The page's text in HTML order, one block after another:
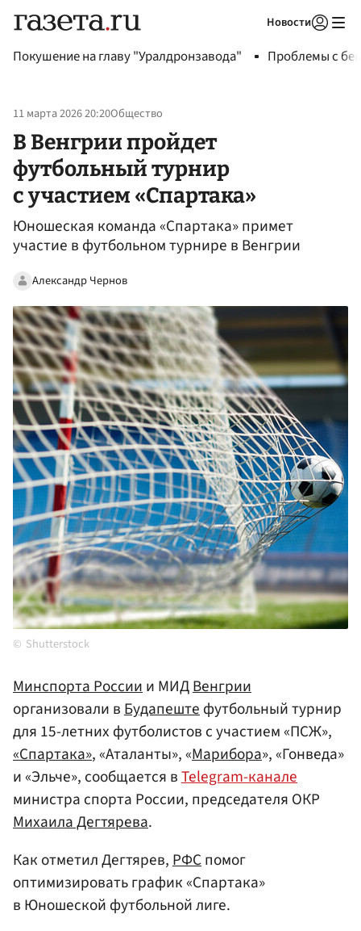
Новости
Покушение на главу "Уралдронзавода" Проблемы с
11 марта 2026 20:20Общество
В Венгрии пройдет
футбольный турнир
с участием «Спартака»
Юношеская команда «Спартака» примет
участие в футбольном турнире в Венгрии
Александр Чернов
Shutterstock
Минспорта Россиии МИДВенгрии
организовали вБудапештефутбольный турнир
для 15-летних футболистов с участием «ПСЖ»,
«Спартака», «Аталанты», «Марибора», «Гонведа»
и «Эльче», сообщается вTelegram-канале
министра спорта России, председателя ОКР
Михаила Дегтярева.
Как отметил Дегтярев,РФСпомог
оптимизировать график «Спартака»
в Юношеской футбольной лиге.